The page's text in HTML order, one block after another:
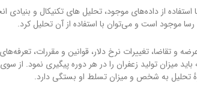
استفاده از داده‌های موجود، تحلیل های تکنیکال و
رسا موجود است و می‌توان با استفاده از آن تحلیل کرد.
و تقاضا، تغییرات نرخ دلار، قوانین و مقررات،
میزان تولید زعفران را در هر دوره پیگیری نمود. از
تحلیل به شخص و میزان تسلط او بستگی دارد.